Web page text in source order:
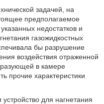
задачей, на
предполагаемое
недостатков и
газожидкостных
бы разрушение
воздействия отраженной
в камере
прочие характеристики
для нагнетания